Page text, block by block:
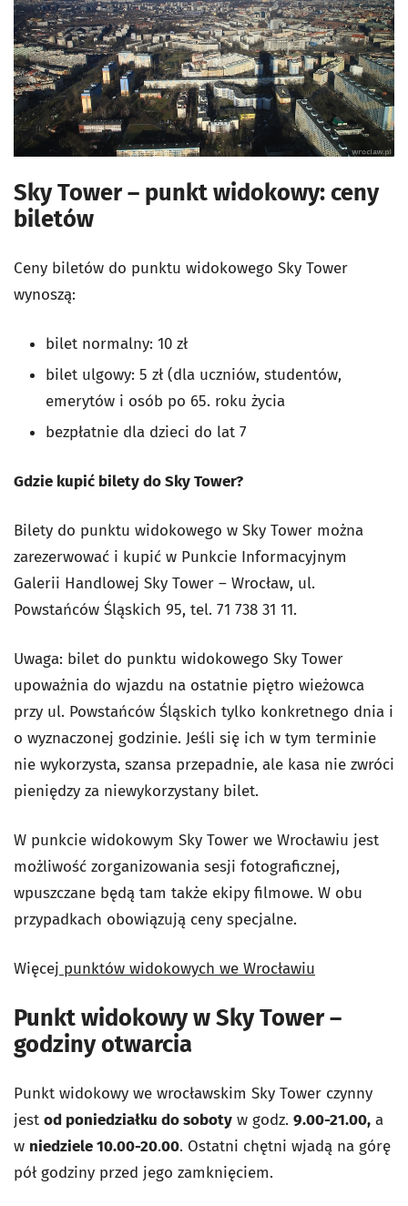
Sky Tower – punkt widokowy: ceny
biletów
Ceny biletów do punktu widokowego Sky Tower
wynoszą:
bilet normalny: 10 zł
bilet ulgowy: 5 zł (dla uczniów, studentów,
emerytów i osób po 65. roku życia
bezpłatnie dla dzieci do lat 7
Gdzie kupić bilety do Sky Tower?
Bilety do punktu widokowego w Sky Tower można
zarezerwować i kupić w Punkcie Informacyjnym
Galerii Handlowej Sky Tower – Wrocław, ul.
Powstańców Śląskich 95, tel. 71 738 31 11.
Uwaga: bilet do punktu widokowego Sky Tower
upoważnia do wjazdu na ostatnie piętro wieżowca
przy ul. Powstańców Śląskich tylko konkretnego dnia i
o wyznaczonej godzinie. Jeśli się ich w tym terminie
nie wykorzysta, szansa przepadnie, ale kasa nie zwróci
pieniędzy za niewykorzystany bilet.
W punkcie widokowym Sky Tower we Wrocławiu jest
możliwość zorganizowania sesji fotograficznej,
wpuszczane będą tam także ekipy filmowe. W obu
przypadkach obowiązują ceny specjalne.
Więcej punktów widokowych we Wrocławiu
Punkt widokowy w Sky Tower –
godziny otwarcia
Punkt widokowy we wrocławskim Sky Tower czynny
jest od poniedziałku do soboty w godz. 9.00-21.00, a
w niedziele 10.00-20.00. Ostatni chętni wjadą na górę
pół godziny przed jego zamknięciem.